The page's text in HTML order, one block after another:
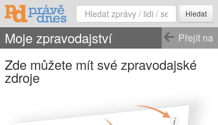
Hledat
Přejít na
Moje zpravodajství
Zde můžete mít své zpravodajské
zdroje